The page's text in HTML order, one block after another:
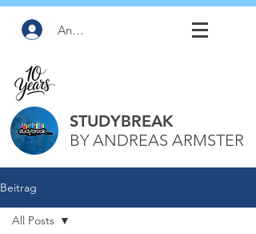
Anmelden
STUDYBREAK
BY ANDREAS ARMSTER
Beitrag
All Posts